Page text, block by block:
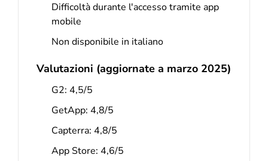
Difficoltà durante l'accesso tramite app
mobile
Non disponibile in italiano
Valutazioni (aggiornate a marzo 2025)
G2: 4,5/5
GetApp: 4,8/5
Capterra: 4,8/5
App Store: 4,6/5